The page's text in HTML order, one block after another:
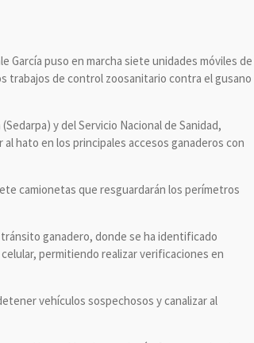
García puso en marcha siete unidades móviles de
trabajos de control zoosanitario contra el gusano
y del Servicio Nacional de Sanidad,
hato en los principales accesos ganaderos con
camionetas que resguardarán los perímetros
ganadero, donde se ha identificado
permitiendo realizar verificaciones en
vehículos sospechosos y canalizar al